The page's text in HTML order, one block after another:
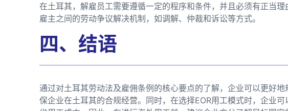
在土耳其，解雇员工需要遵循一定的程序和条件，并且必须有正当
雇主之间的劳动争议解决机制，如调解、仲裁和诉讼等方式。
四、结语
通过对土耳其劳动法及雇佣条例的核心要点的了解，企业可以更好
保企业在土耳其的合规经营。同时，在选择EOR用工模式时，企业